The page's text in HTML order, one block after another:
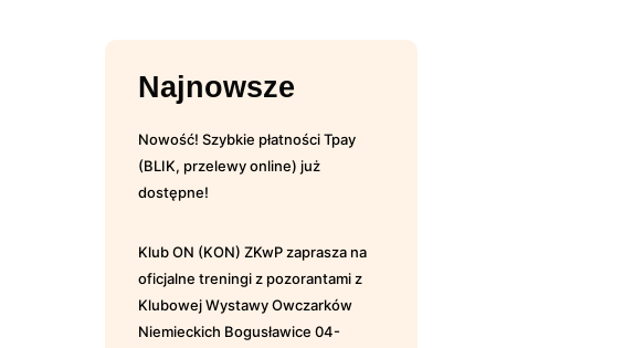
Najnowsze
Nowość! Szybkie płatności Tpay
(BLIK, przelewy online) już
dostępne!
Klub ON (KON) ZKwP zaprasza na
oficjalne treningi z pozorantami z
Klubowej Wystawy Owczarków
Niemieckich Bogusławice 04-